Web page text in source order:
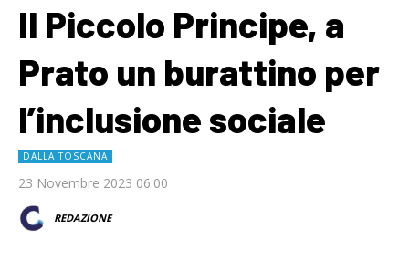
Il Piccolo Principe, a
Prato un burattino per
l’inclusione sociale
DALLA TOSCANA
23 Novembre 2023 06:00
REDAZIONE